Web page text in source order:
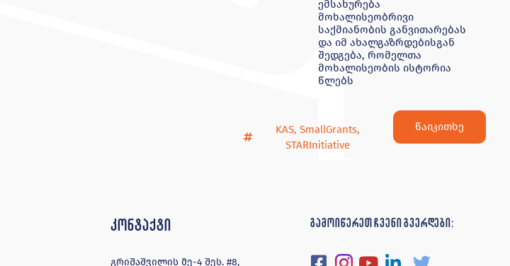
ემსახურება
მოხალისეობრივი
საქმიანობის განვითარებას
და იმ ახალგაზრდებისგან
შედგება, რომელთა
მოხალისეობის ისტორია
წლებს
KAS, SmallGrants,
STARInitiative
წაიკითხე
კონტაქტი
გრიშაშვილის მე-4 შეს. #8,
გამოიწერეთ ჩვენი გვერდები: